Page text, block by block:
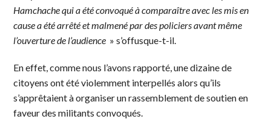
Hamchache qui a été convoqué à comparaître avec les mis en
cause a été arrêté et malmené par des policiers avant même
l’ouverture de l’audience » s’offusque-t-il.
En effet, comme nous l’avons rapporté, une dizaine de
citoyens ont été violemment interpellés alors qu’ils
s’apprêtaient à organiser un rassemblement de soutien en
faveur des militants convoqués.